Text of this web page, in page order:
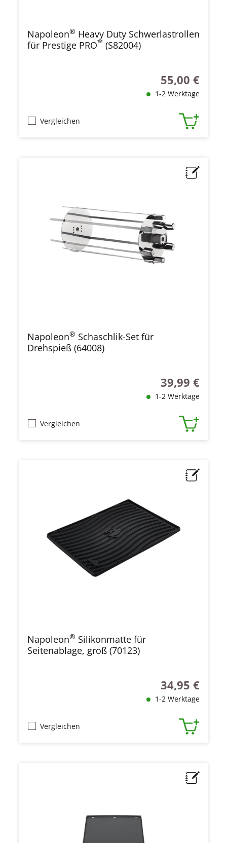
Napoleon® Heavy Duty Schwerlastrollen
für Prestige PRO™ (S82004)
Regulärer Preis:
55,00 €
1-2 Werktage
Vergleichen
Napoleon® Schaschlik-Set für
Drehspieß (64008)
Regulärer Preis:
39,99 €
1-2 Werktage
Vergleichen
Napoleon® Silikonmatte für
Seitenablage, groß (70123)
Regulärer Preis:
34,95 €
1-2 Werktage
Vergleichen